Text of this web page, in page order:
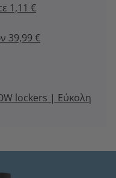
1,11 €
39,99 €
lockers | Εύκολη